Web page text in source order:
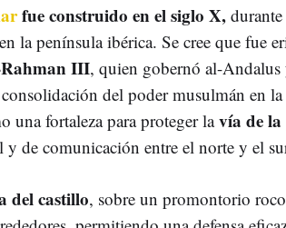
fue construido en el siglo X,
la península ibérica. Se cree que fue
III, quien gobernó al-Andalus
del poder musulmán en
una fortaleza para proteger lavía de
de comunicación entre el norte y el
del castillo, sobre un promontorio